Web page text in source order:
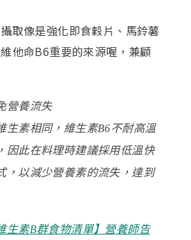
取像是強化即食穀片、馬鈴薯
他命B6重要的來源喔，兼顧
營養流失
生素相同，維生素B6不耐高溫
因此在料理時建議採用低溫快
，以減少營養素的流失，達到
生素B群食物清單】營養師告